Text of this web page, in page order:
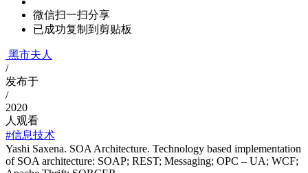
微信扫一扫分享
已成功复制到剪贴板
黑市夫人
/
发布于
/
2020
人观看
#信息技术
Yashi Saxena. SOA Architecture. Technology based implementation
of SOA architecture: SOAP; REST; Messaging; OPC – UA; WCF;